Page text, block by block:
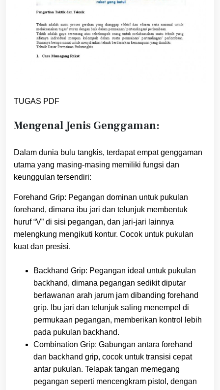
TUGAS PDF
Mengenal Jenis Genggaman:
Dalam dunia bulu tangkis, terdapat empat genggaman
utama yang masing-masing memiliki fungsi dan
keunggulan tersendiri:
Forehand Grip: Pegangan dominan untuk pukulan
forehand, dimana ibu jari dan telunjuk membentuk
huruf “V” di sisi pegangan, dan jari-jari lainnya
melengkung mengikuti kontur. Cocok untuk pukulan
kuat dan presisi.
Backhand Grip: Pegangan ideal untuk pukulan
backhand, dimana pegangan sedikit diputar
berlawanan arah jarum jam dibanding forehand
grip. Ibu jari dan telunjuk saling menempel di
permukaan pegangan, memberikan kontrol lebih
pada pukulan backhand.
Combination Grip: Gabungan antara forehand
dan backhand grip, cocok untuk transisi cepat
antar pukulan. Telapak tangan memegang
pegangan seperti mencengkram pistol, dengan